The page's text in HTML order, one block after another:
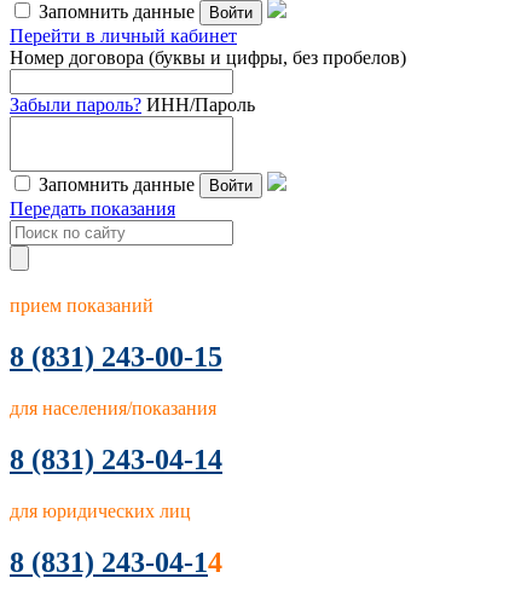
Запомнить данные Войти
Перейти в личный кабинет
Номер договора (буквы и цифры, без пробелов)
Забыли пароль? ИНН/Пароль
Запомнить данные Войти
Передать показания
прием показаний
8 (831) 243-00-15
для населения/показания
8 (831) 243-04-14
для юридических лиц
8 (831) 243-04-14